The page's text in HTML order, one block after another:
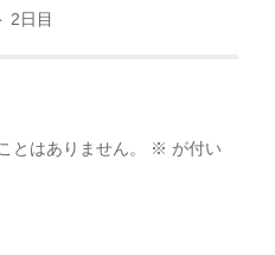
2日目
とはありません。 ※ が付い